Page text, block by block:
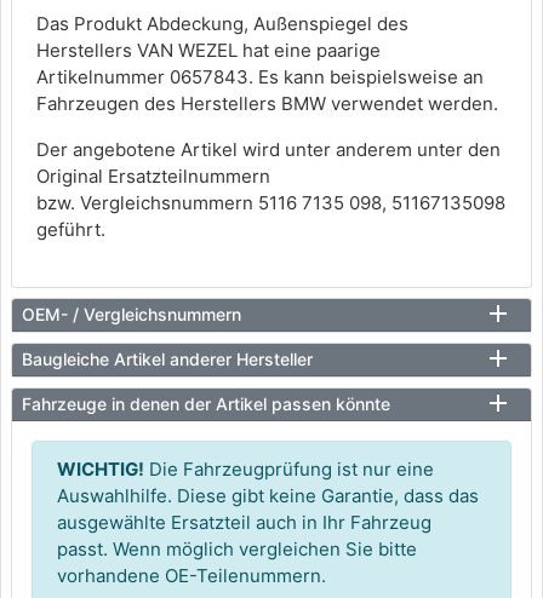
Das Produkt Abdeckung, Außenspiegel des
Herstellers VAN WEZEL hat eine paarige
Artikelnummer 0657843. Es kann beispielsweise an
Fahrzeugen des Herstellers BMW verwendet werden.
Der angebotene Artikel wird unter anderem unter den
Original Ersatzteilnummern
bzw. Vergleichsnummern 5116 7135 098, 51167135098
geführt.
OEM- / Vergleichsnummern
Baugleiche Artikel anderer Hersteller
Fahrzeuge in denen der Artikel passen könnte
WICHTIG! Die Fahrzeugprüfung ist nur eine
Auswahlhilfe. Diese gibt keine Garantie, dass das
ausgewählte Ersatzteil auch in Ihr Fahrzeug
passt. Wenn möglich vergleichen Sie bitte
vorhandene OE-Teilenummern.